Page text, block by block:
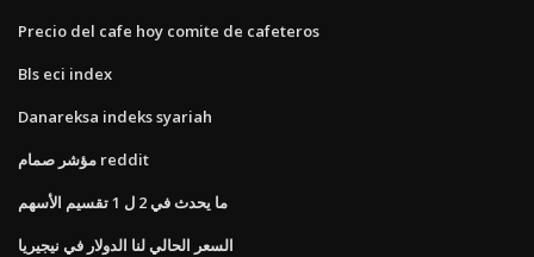
Precio del cafe hoy comite de cafeteros
Bls eci index
Danareksa indeks syariah
مؤشر صمام reddit
ما يحدث في 2 ل 1 تقسيم الأسهم
السعر الحالي لنا الدولار في نيجيريا